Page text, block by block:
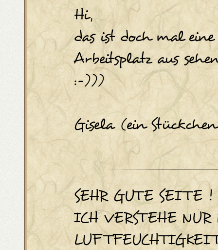
Hi,
das ist doch mal
Arbeitsplatz aus
:-)))
Gisela (ein
SEHR GUTE SEITE !
ICH VERSTEHE